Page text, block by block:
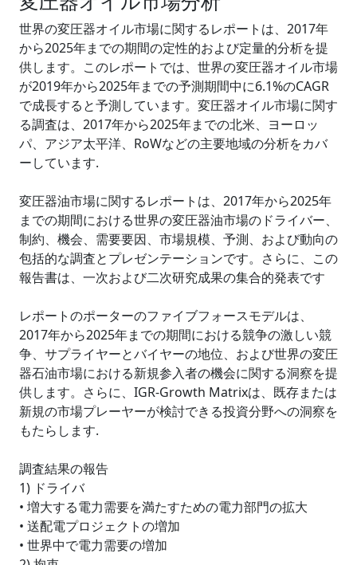
世界の変圧器オイル市場に関するレポートは、2017年
から2025年までの期間の定性的および定量的分析を提
供します。このレポートでは、世界の変圧器オイル市場
が2019年から2025年までの予測期間中に6.1%のCAGR
で成長すると予測しています。変圧器オイル市場に関す
る調査は、2017年から2025年までの北米、ヨーロッ
パ、アジア太平洋、RoWなどの主要地域の分析をカバ
ーしています.
変圧器油市場に関するレポートは、2017年から2025年
までの期間における世界の変圧器油市場のドライバー、
制約、機会、需要要因、市場規模、予測、および動向の
包括的な調査とプレゼンテーションです。さらに、この
報告書は、一次および二次研究成果の集合的発表です
レポートのポーターのファイブフォースモデルは、
2017年から2025年までの期間における競争の激しい競
争、サプライヤーとバイヤーの地位、および世界の変圧
器石油市場における新規参入者の機会に関する洞察を提
供します。さらに、IGR-Growth Matrixは、既存または
新規の市場プレーヤーが検討できる投資分野への洞察を
もたらします.
調査結果の報告
1) ドライバ
• 増大する電力需要を満たすための電力部門の拡大
• 送配電プロジェクトの増加
• 世界中で電力需要の増加